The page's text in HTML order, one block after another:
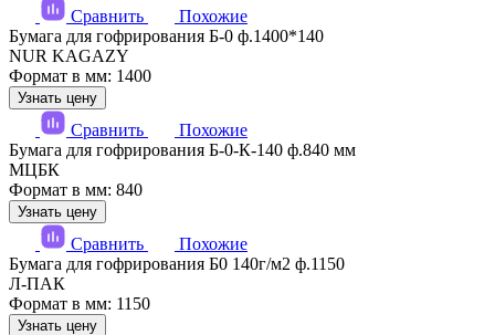
Сравнить
Похожие
Бумага для гофрирования Б-0 ф.1400*140
NUR KAGAZY
Формат в мм: 1400
Узнать цену
Сравнить
Похожие
Бумага для гофрирования Б-0-К-140 ф.840 мм
МЦБК
Формат в мм: 840
Узнать цену
Сравнить
Похожие
Бумага для гофрирования Б0 140г/м2 ф.1150
Л-ПАК
Формат в мм: 1150
Узнать цену